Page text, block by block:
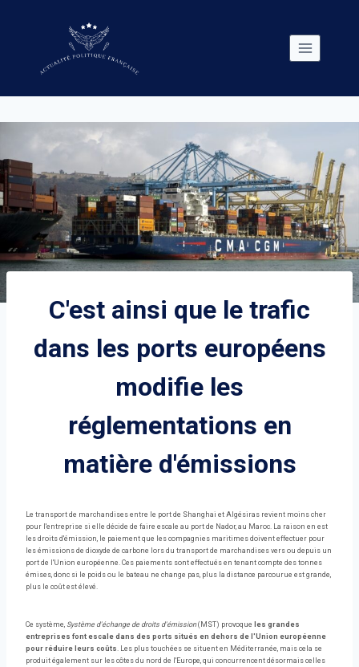
C'est ainsi que le trafic
dans les ports européens
modifie les
réglementations en
matière d'émissions
Le transport de marchandises entre le port de Shanghai et Algésiras revient moins cher
pour l'entreprise si elle décide de faire escale au port de Nador, au Maroc. La raison en est
les droits d'émission, le paiement que les compagnies maritimes doivent effectuer pour
les émissions de dioxyde de carbone lors du transport de marchandises vers ou depuis un
port de l'Union européenne. Ces paiements sont effectués en tenant compte des tonnes
émises, donc si le poids ou le bateau ne change pas, plus la distance parcourue est grande,
plus le coût est élevé.
Ce système, Système d'échange de droits d'émission(MST) provoque les grandes
entreprises font escale dans des ports situés en dehors de l'Union européenne
pour réduire leurs coûts. Les plus touchées se situent en Méditerranée, mais cela se
produit également sur les côtes du nord de l'Europe, qui concurrencent désormais celles